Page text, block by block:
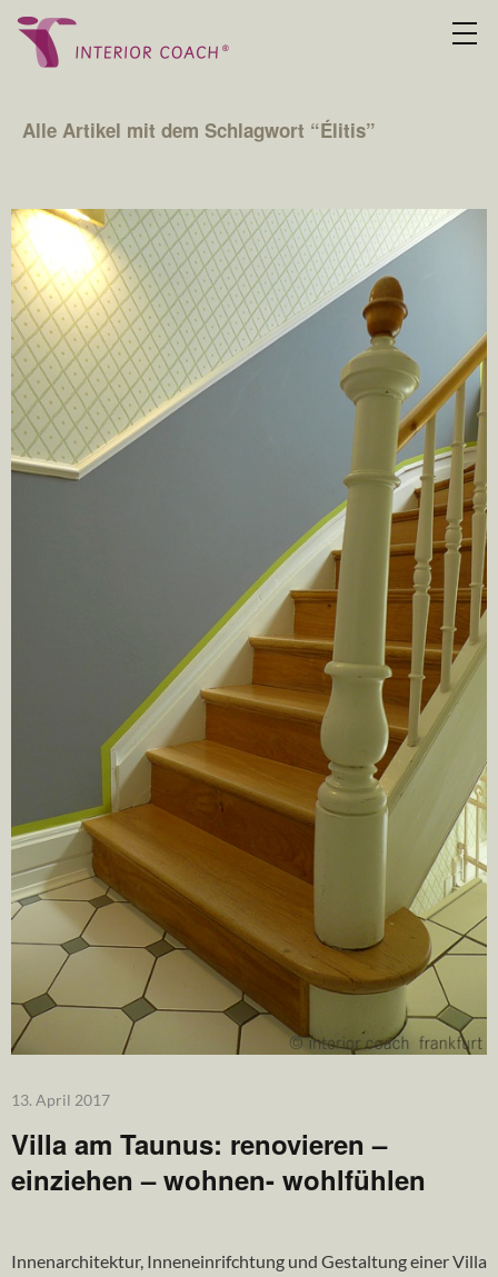
Alle Artikel mit dem Schlagwort “Élitis”
13. April 2017
Villa am Taunus: renovieren –
einziehen – wohnen- wohlfühlen
Innenarchitektur, Inneneinrifchtung und Gestaltung einer Villa